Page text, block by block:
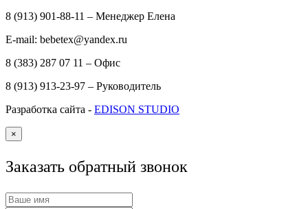
8 (913) 901-88-11 – Менеджер Елена
E-mail: bebetex@yandex.ru
8 (383) 287 07 11 – Офис
8 (913) 913-23-97 – Руководитель
Разработка сайта - EDISON STUDIO
×
Заказать обратный звонок